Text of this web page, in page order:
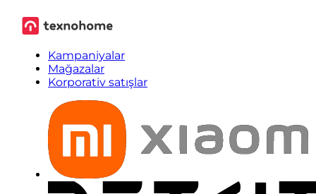
Kampaniyalar
Mağazalar
Korporativ satışlar